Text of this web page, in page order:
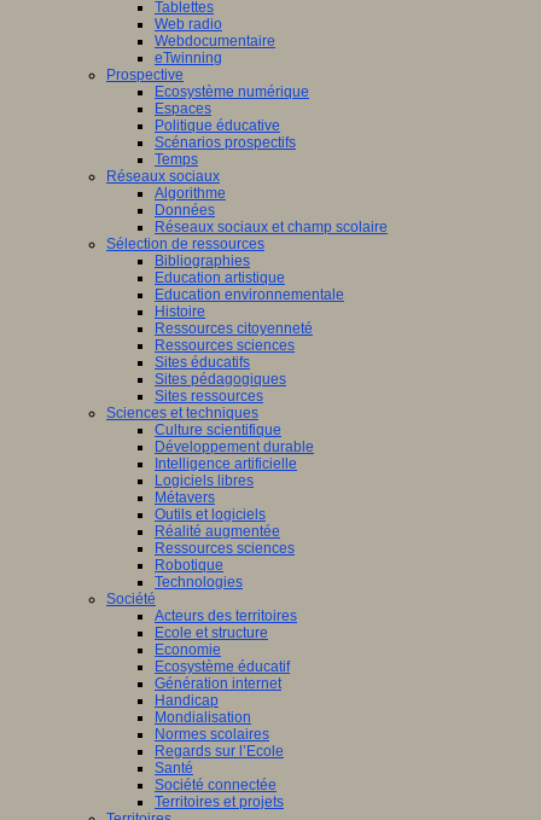
Tablettes
Web radio
Webdocumentaire
eTwinning
Prospective
Ecosystème numérique
Espaces
Politique éducative
Scénarios prospectifs
Temps
Réseaux sociaux
Algorithme
Données
Réseaux sociaux et champ scolaire
Sélection de ressources
Bibliographies
Education artistique
Education environnementale
Histoire
Ressources citoyenneté
Ressources sciences
Sites éducatifs
Sites pédagogiques
Sites ressources
Sciences et techniques
Culture scientifique
Développement durable
Intelligence artificielle
Logiciels libres
Métavers
Outils et logiciels
Réalité augmentée
Ressources sciences
Robotique
Technologies
Société
Acteurs des territoires
Ecole et structure
Economie
Ecosystème éducatif
Génération internet
Handicap
Mondialisation
Normes scolaires
Regards sur l’Ecole
Santé
Société connectée
Territoires et projets